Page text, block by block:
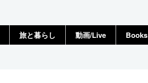
旅と暮らし 動画/Live Books